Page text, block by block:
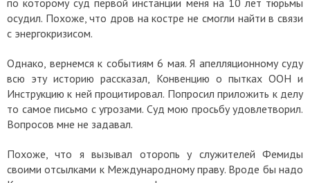
по которому суд первой инстанции меня на 10 лет тюрьмы
осудил. Похоже, что дров на костре не смогли найти в связи
с энергокризисом.
Однако, вернемся к событиям 6 мая. Я апелляционному суду
всю эту историю рассказал, Конвенцию о пытках ООН и
Инструкцию к ней процитировал. Попросил приложить к делу
то самое письмо с угрозами. Суд мою просьбу удовлетворил.
Вопросов мне не задавал.
Похоже, что я вызывал оторопь у служителей Фемиды
своими отсылками к Международному праву. Вроде бы надо